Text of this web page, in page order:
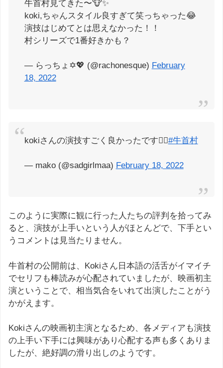
牛首村見てきた〜🐮✨
koki,ちゃんスタイル良すぎて笑っちゃった😂
演技はじめてとは思えなかった！！
村シリーズで1番好きかも？
— らっちょ✡️💖 (@rachonesque) February
18, 2022
kokiさんの演技すごく良かったです😮‍💨#牛首村
— mako (@sadgirlmaa) February 18, 2022
このように実際に観に行った人たちの評判を拾ってみ
ると、演技が上手いという人がほとんどで、下手とい
うコメントは見当たりません。
牛首村の公開前は、Kokiさん日本語の活舌がイマイチ
でセリフも棒読みが心配されていましたが、映画初主
演ということで、相当気合をいれて出演したことがう
かがえます。
Kokiさんの映画初主演となるため、各メディアも演技
の上手い下手には興味があり心配する声も多くありま
したが、絶好調の滑り出しのようです。